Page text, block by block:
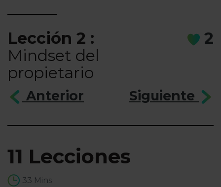
Lección 2 :
Mindset del
propietario
2
Anterior Siguiente
11 Lecciones
33 Mins